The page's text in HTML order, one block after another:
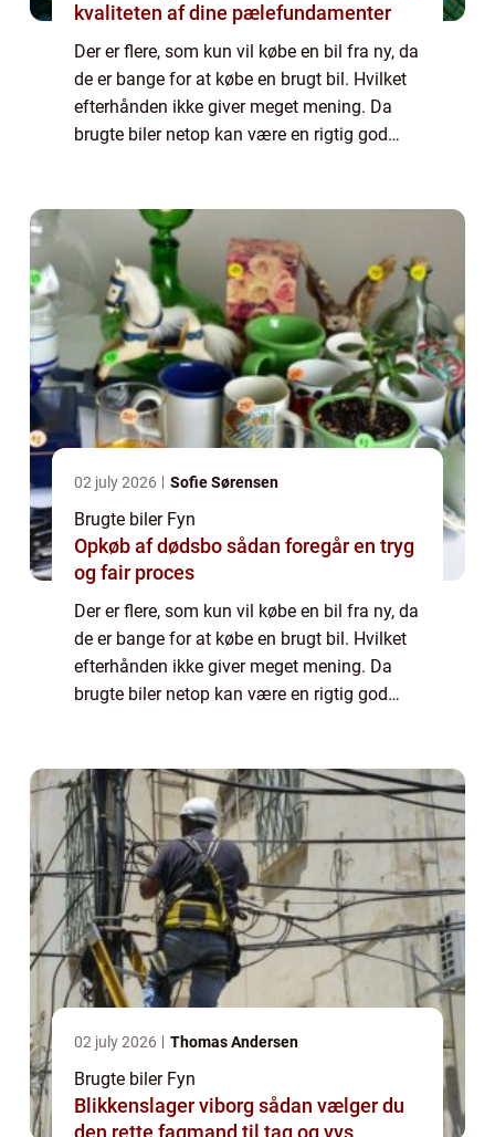
kvaliteten af dine pælefundamenter
Der er flere, som kun vil købe en bil fra ny, da
de er bange for at købe en brugt bil. Hvilket
efterhånden ikke giver meget mening. Da
brugte biler netop kan være en rigtig god
02 july 2026 Sofie Sørensen
Brugte biler Fyn
Opkøb af dødsbo sådan foregår en tryg
og fair proces
Der er flere, som kun vil købe en bil fra ny, da
de er bange for at købe en brugt bil. Hvilket
efterhånden ikke giver meget mening. Da
brugte biler netop kan være en rigtig god
02 july 2026 Thomas Andersen
Brugte biler Fyn
Blikkenslager viborg sådan vælger du
den rette fagmand til tag og vvs